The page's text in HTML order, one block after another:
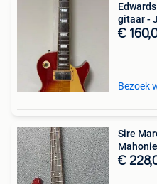
gitaar -
€
Bezoek
Sire
€